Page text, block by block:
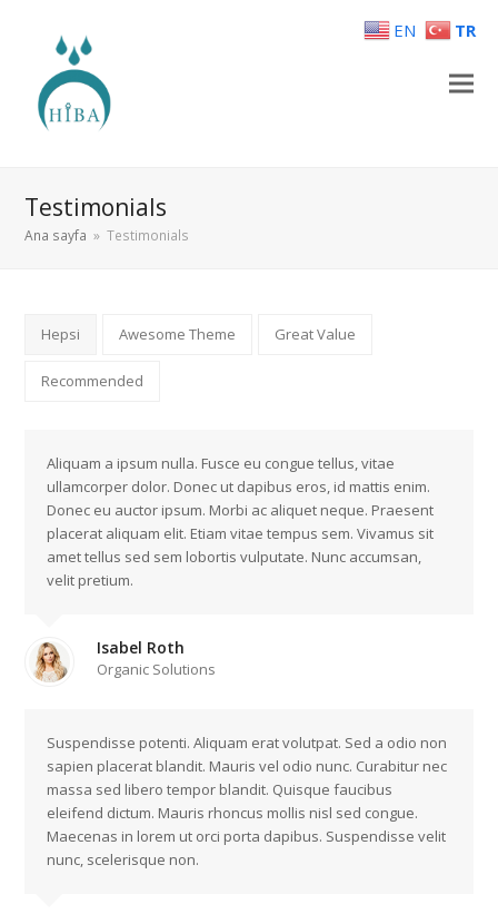
Testimonials
Ana sayfa » Testimonials
Hepsi Awesome Theme Great Value
Recommended
Aliquam a ipsum nulla. Fusce eu congue tellus, vitae
ullamcorper dolor. Donec ut dapibus eros, id mattis enim.
Donec eu auctor ipsum. Morbi ac aliquet neque. Praesent
placerat aliquam elit. Etiam vitae tempus sem. Vivamus sit
amet tellus sed sem lobortis vulputate. Nunc accumsan,
velit pretium.
Isabel Roth
Organic Solutions
Suspendisse potenti. Aliquam erat volutpat. Sed a odio non
sapien placerat blandit. Mauris vel odio nunc. Curabitur nec
massa sed libero tempor blandit. Quisque faucibus
eleifend dictum. Mauris rhoncus mollis nisl sed congue.
Maecenas in lorem ut orci porta dapibus. Suspendisse velit
nunc, scelerisque non.
EN TR